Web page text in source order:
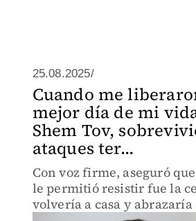
25.08.2025/
Cuando me
mejor día de mi
Shem Tov,
ataques ter...
Con voz firme, aseguró
le permitió resistir fue la
volvería a casa y